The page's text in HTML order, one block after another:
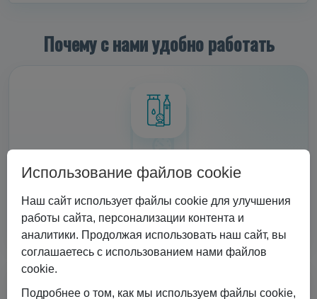
Почему с нами удобно работать
ISO контейнеры, микробалки до 35 бар, недорогие
криоцилиндры, баллоны до 300 бар, комплексы по
смешиванию моногазов, телеметрия, расходники
(вентиля, клапана, регуляторы).
Использование файлов cookie
Наш сайт использует файлы cookie для улучшения
работы сайта, персонализации контента и
аналитики. Продолжая использовать наш сайт, вы
соглашаетесь с использованием нами файлов
cookie.
Подробнее о том, как мы используем файлы cookie,